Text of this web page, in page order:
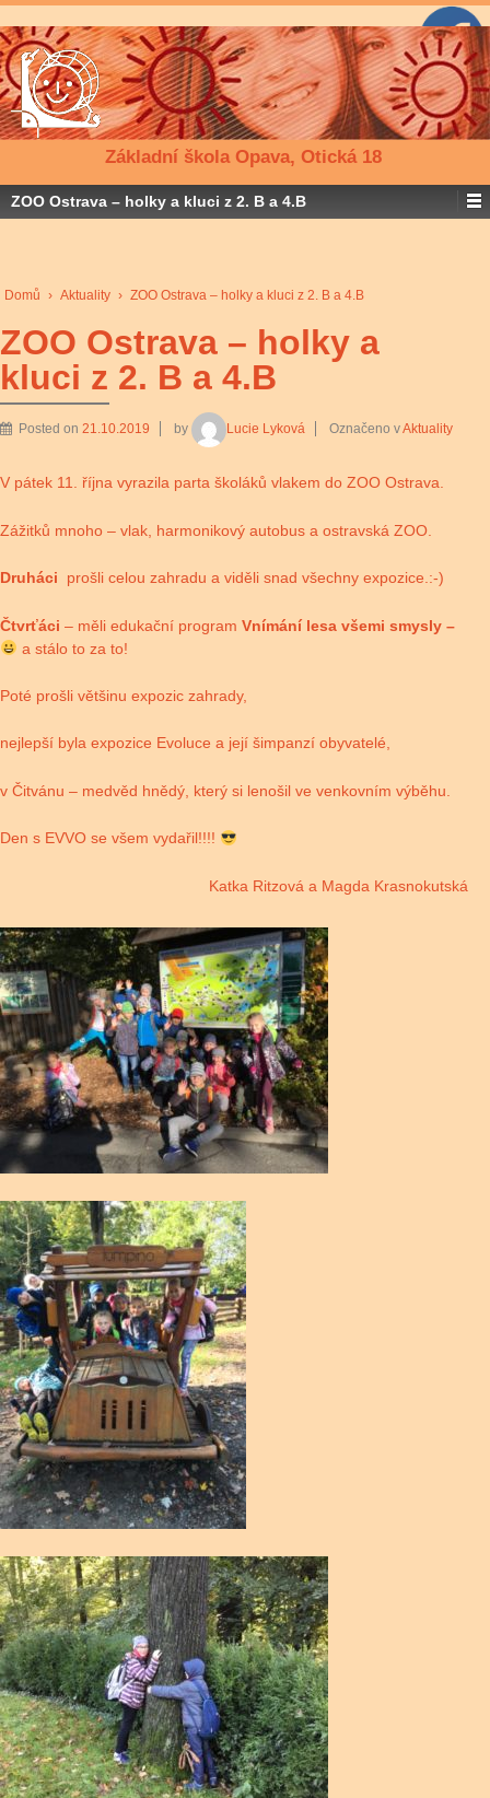
Základní škola Opava, Otická 18
ZOO Ostrava – holky a kluci z 2. B a 4.B
Domů › Aktuality › ZOO Ostrava – holky a kluci z 2. B a 4.B
ZOO Ostrava – holky a
kluci z 2. B a 4.B
Posted on 21.10.2019 by Lucie Lyková Označeno vAktuality
V pátek 11. října vyrazila parta školáků vlakem do ZOO Ostrava.
Zážitků mnoho – vlak, harmonikový autobus a ostravská ZOO.
Druháci prošli celou zahradu a viděli snad všechny expozice.:-)
Čtvrťáci – měli edukační program Vnímání lesa všemi smysly –
a stálo to za to!
Poté prošli většinu expozic zahrady,
nejlepší byla expozice Evoluce a její šimpanzí obyvatelé,
v Čitvánu – medvěd hnědý, který si lenošil ve venkovním výběhu.
Den s EVVO se všem vydařil!!!!
Katka Ritzová a Magda Krasnokutská